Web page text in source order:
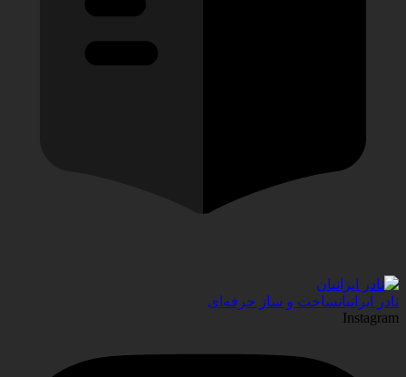
نادر ایرانیانساخت و ساز حرفه‌ای
Instagram